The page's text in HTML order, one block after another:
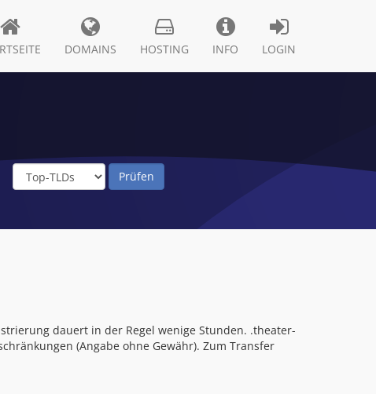
DOMAINS HOSTING INFO LOGIN
dauert in der Regel wenige Stunden. .theater-
(Angabe ohne Gewähr). Zum Transfer